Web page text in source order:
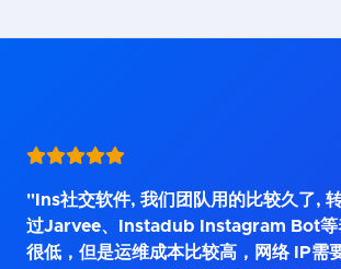
"Ins社交软件, 我们团队用的比较久了,
过Jarvee、Instadub Instagram Bot等
很低，但是运维成本比较高，网络 IP需